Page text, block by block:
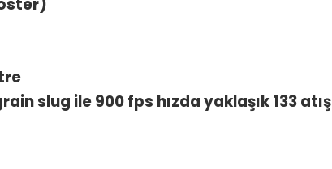
slug ile 900 fps hızda yaklaşık 133 atış